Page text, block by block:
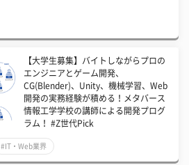
【大学生募集】バイトしながらプロの
エンジニアとゲーム開発、
CG(Blender)、Unity、機械学習、Web
開発の実務経験が積める！メタバース
情報工学学校の講師による開発プログ
ラム！ #Z世代Pick
#IT・Web業界